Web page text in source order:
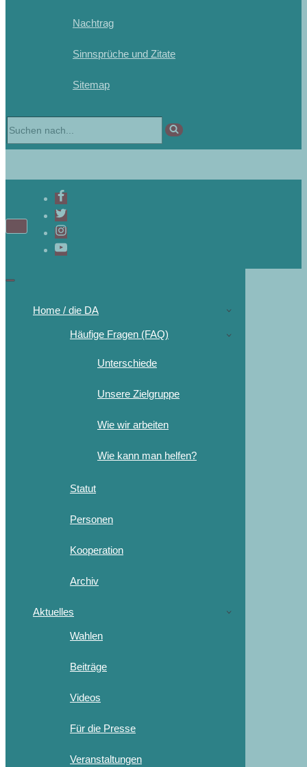
Nachtrag
Sinnsprüche und Zitate
Sitemap
Home / die DA
Häufige Fragen (FAQ)
Unterschiede
Unsere Zielgruppe
Wie wir arbeiten
Wie kann man helfen?
Statut
Personen
Kooperation
Archiv
Aktuelles
Wahlen
Beiträge
Videos
Für die Presse
Veranstaltungen